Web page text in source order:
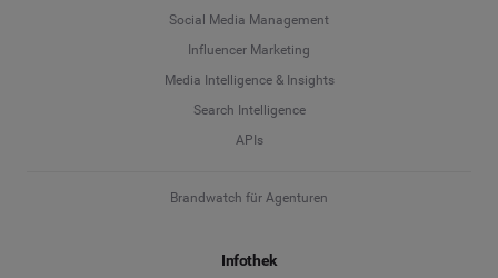
Social Media Management
Influencer Marketing
Media Intelligence & Insights
Search Intelligence
APIs
Brandwatch für Agenturen
Infothek